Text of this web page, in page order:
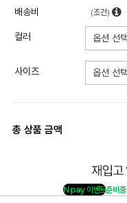
배송비 (조건)
컬러
사이즈
총 상품 금액
Npay 이벤트준비중